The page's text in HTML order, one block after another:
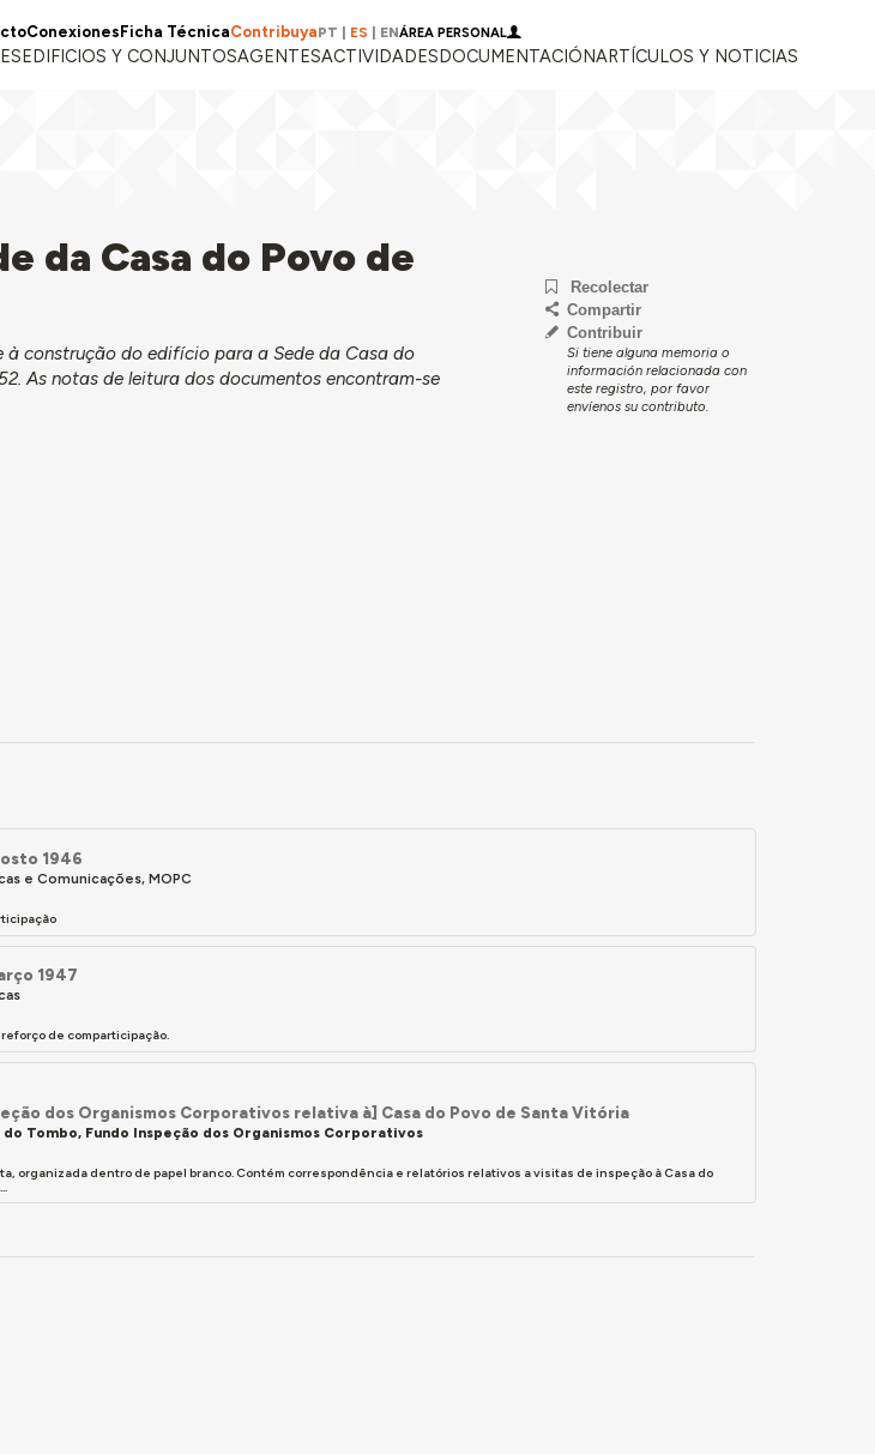
Conexiones Ficha TécnicaContribuyaPT ES ENÁREA PERSONAL
EDIFICIOS Y CONJUNTOSAGENTESACTIVIDADESDOCUMENTACIÓNARTÍCULOS Y NOTICIAS
da Casa do Povo de
construção do edifício para a Sede da Casa do
As notas de leitura dos documentos encontram-se
Recolectar
Compartir
Contribuir
Si tiene alguna memoria o
información relacionada con
este registro, por favor
envíenos su contributo.
1946
e Comunicações, MOPC
1947
reforço de comparticipação.
dos Organismos Corporativos relativa à] Casa do Povo de Santa Vitória
Tombo, Fundo Inspeção dos Organismos Corporativos
organizada dentro de papel branco. Contém correspondência e relatórios relativos a visitas de inspeção à Casa do